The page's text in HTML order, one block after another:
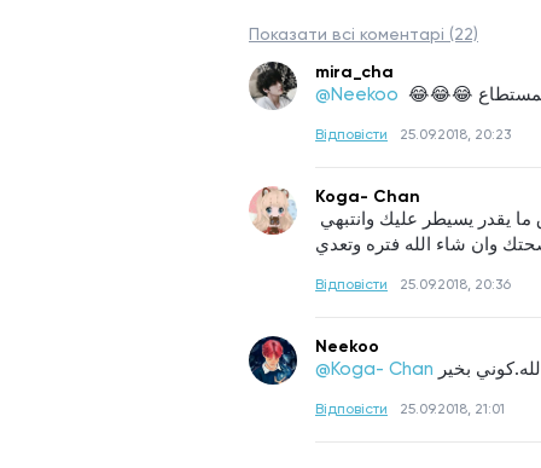
Показати всі коментарі (22)
mira_cha
@Neekoo المستطاع
Відповісти 25.09.2018, 20:23
Koga- Chan
Відповісти 25.09.2018, 20:36
Neekoo
@Koga- Chan
Відповісти 25.09.2018, 21:01